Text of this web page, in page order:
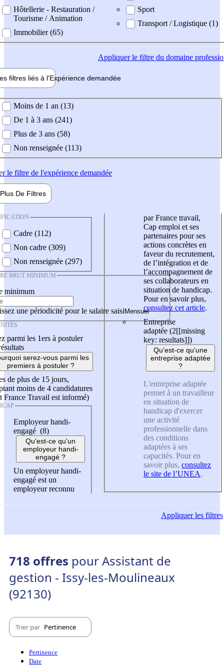
Hôtellerie - Restauration /
Tourisme / Animation
Immobilier (65)
Sport
Transport / Logistique (1)
Appliquerle filtre du domaine
filtres liés à l'Expérience demandée
demandée
Moins de 1 an (13)
De 1 à 3 ans (241)
Plus de 3 ans (58)
Non renseignée (113)
le filtre de l'expérience demandée
Plus De Filtres
Cadre (112)
Non cadre (309)
Non renseignée (297)
BRUT MINIMUM
minimum
une périodicité pour le salaire saisi
parmi les 1ers à postuler
serez-vous parmi les
premiers à postuler ?
de plus de 15 jours,
moins de 4 candidatures
France Travail est informé)
Employeur handi-
engagé (8)
Qu'est-ce qu'un
employeur handi-
engagé ?
Un employeur handi-
engagé est un
employeur reconnu
par France travail,
Cap emploi et ses
partenaires pour ses
actions concrètes en
faveur du recrutement,
de l’intégration et de
l’accompagnement de
ses collaborateurs en
situation de handicap.
Pour en savoir plus,
consultez cet article.
Entreprise
adaptée (2[[missing
key: resultats]])
Qu'est-ce qu'une
entreprise adaptée
?
L'entreprise adaptée
permet à un travailleur
en situation de
handicap d'exercer
une activité
professionnelle dans
des conditions
adaptées à ses
capacités. Pour en
savoir plus, consultez
le site de l’UNEA.
Appliquerles filtres
718 offres pour Assistant de
gestion - Issy-les-Moulineaux
(92130)
Trier par Pertinence
Pertinence
Date